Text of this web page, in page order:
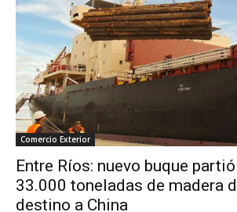
Comercio Exterior
Entre Ríos: nuevo buque
33.000 toneladas de madera
destino a China